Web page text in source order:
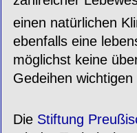
einen natürlichen
ebenfalls eine
möglichst keine
Gedeihen
Die Stiftung